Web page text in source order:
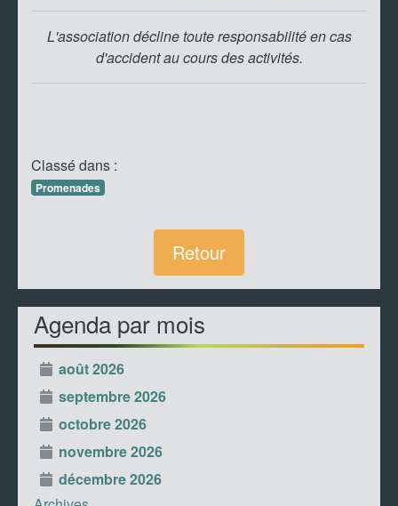
L'association décline toute responsabilité en cas
d'accident au cours des activités.
Classé dans :
Promenades
Retour
Agenda par mois
août 2026
septembre 2026
octobre 2026
novembre 2026
décembre 2026